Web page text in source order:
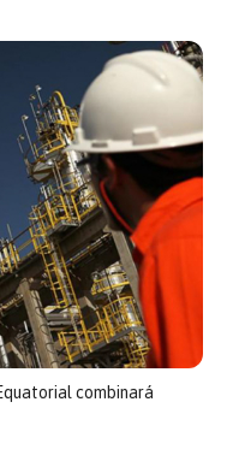
combinará